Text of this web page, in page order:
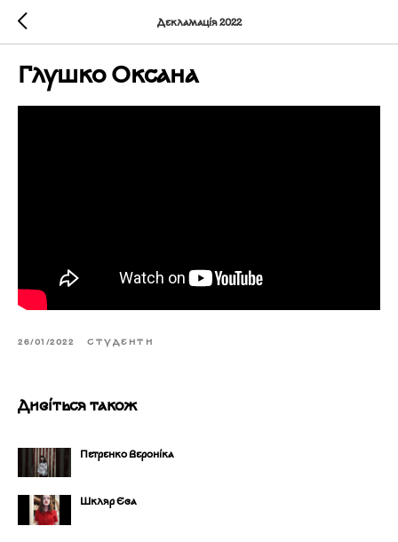
Декламація 2022
Глушко Оксана
26/01/2022 СТУДЕНТИ
Дивіться також
Петренко Вероніка
Шкляр Єва